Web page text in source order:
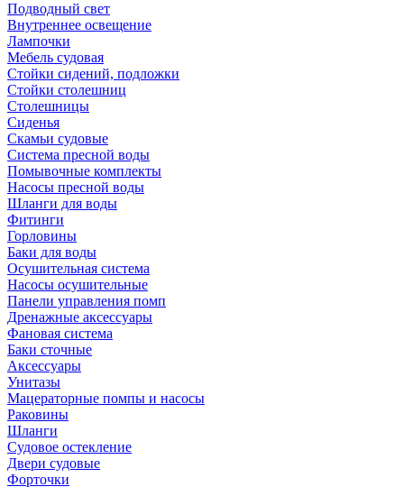
Подводный свет
Внутреннее освещение
Лампочки
Мебель судовая
Стойки сидений, подложки
Стойки столешниц
Столешницы
Сиденья
Скамьи судовые
Система пресной воды
Помывочные комплекты
Насосы пресной воды
Шланги для воды
Фитинги
Горловины
Баки для воды
Осушительная система
Насосы осушительные
Панели управления помп
Дренажные аксессуары
Фановая система
Баки сточные
Аксессуары
Унитазы
Мацераторные помпы и насосы
Раковины
Шланги
Судовое остекление
Двери судовые
Форточки